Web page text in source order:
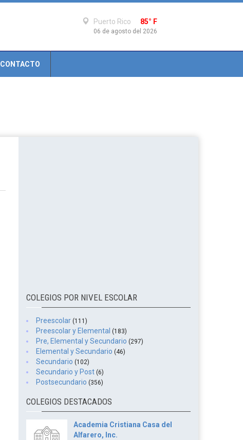
Puerto Rico 85° F
06 de agosto del 2026
CONTACTO
COLEGIOS POR NIVEL ESCOLAR
Preescolar (111)
Preescolar y Elemental (183)
Pre, Elemental y Secundario (297)
Elemental y Secundario (46)
Secundario (102)
Secundario y Post (6)
Postsecundario (356)
COLEGIOS DESTACADOS
Academia Cristiana Casa del
Alfarero, Inc.